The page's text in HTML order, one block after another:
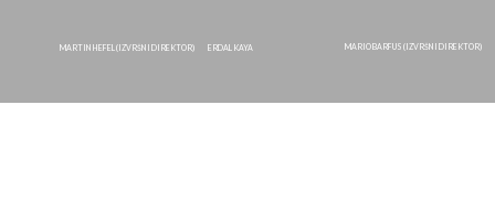
ERDAL KAYA
MARTIN HEFEL (IZVRŠNI DIREKTOR) MARIO BARFUS (IZVRŠNI DIREKTOR)